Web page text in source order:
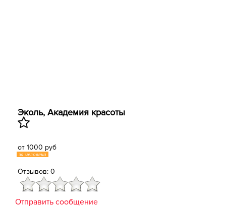
Эколь, Академия красоты
от 1000 руб
за человека
Отзывов: 0
Отправить сообщение